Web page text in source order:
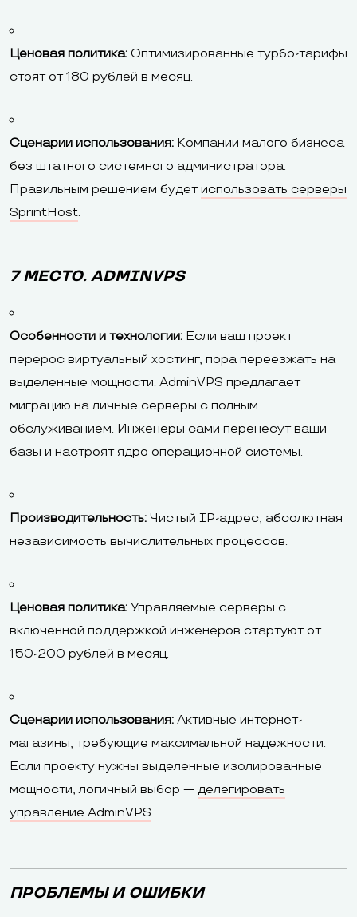
Ценовая политика: Оптимизированные турбо-тарифы
стоят от 180 рублей в месяц.
Сценарии использования: Компании малого бизнеса
без штатного системного администратора.
Правильным решением будетиспользовать серверы
SprintHost.
7 МЕСТО. ADMINVPS
Особенности и технологии: Если ваш проект
перерос виртуальный хостинг, пора переезжать на
выделенные мощности. AdminVPS предлагает
миграцию на личные серверы с полным
обслуживанием. Инженеры сами перенесут ваши
базы и настроят ядро операционной системы.
Производительность: Чистый IP-адрес, абсолютная
независимость вычислительных процессов.
Ценовая политика: Управляемые серверы с
включенной поддержкой инженеров стартуют от
150-200 рублей в месяц.
Сценарии использования: Активные интернет-
магазины, требующие максимальной надежности.
Если проекту нужны выделенные изолированные
мощности, логичный выбор — делегировать
управление AdminVPS.
ПРОБЛЕМЫ И ОШИБКИ